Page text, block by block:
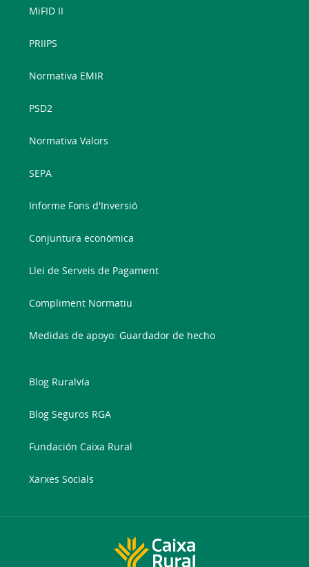
MiFID II
PRIIPS
Normativa EMIR
PSD2
Normativa Valors
SEPA
Informe Fons d'Inversió
Conjuntura econòmica
Llei de Serveis de Pagament
Compliment Normatiu
Medidas de apoyo: Guardador de hecho
Blog Ruralvía
Blog Seguros RGA
Fundación Caixa Rural
Xarxes Socials